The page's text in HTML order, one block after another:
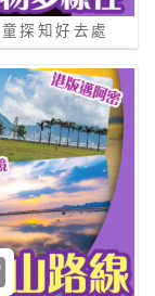
探知好去處
C